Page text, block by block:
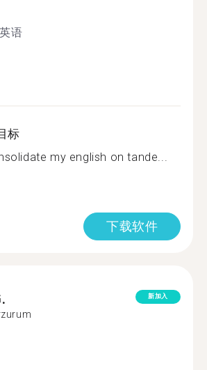
英语
标
my english on tande...
下载软件
新加入